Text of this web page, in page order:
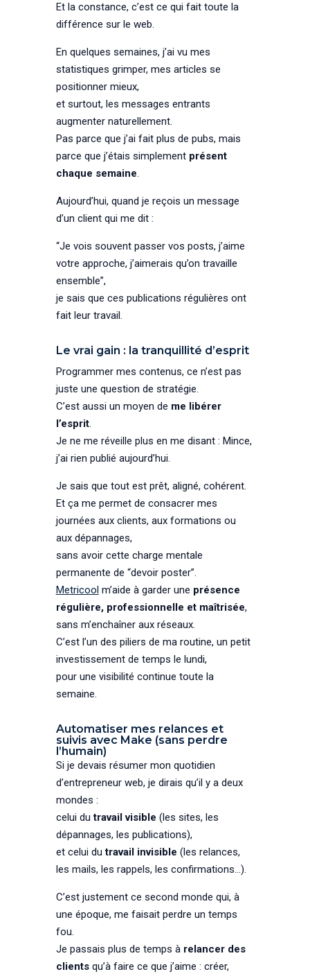
Et la constance, c’est ce qui fait toute la
différence sur le web.
En quelques semaines, j’ai vu mes
statistiques grimper, mes articles se
positionner mieux,
et surtout, les messages entrants
augmenter naturellement.
Pas parce que j’ai fait plus de pubs, mais
parce que j’étais simplement présent
chaque semaine.
Aujourd’hui, quand je reçois un message
d’un client qui me dit :
“Je vois souvent passer vos posts, j’aime
votre approche, j’aimerais qu’on travaille
ensemble”,
je sais que ces publications régulières ont
fait leur travail.
Le vrai gain : la tranquillité d’esprit
Programmer mes contenus, ce n’est pas
juste une question de stratégie.
C’est aussi un moyen de me libérer
l’esprit.
Je ne me réveille plus en me disant : Mince,
j’ai rien publié aujourd’hui.
Je sais que tout est prêt, aligné, cohérent.
Et ça me permet de consacrer mes
journées aux clients, aux formations ou
aux dépannages,
sans avoir cette charge mentale
permanente de “devoir poster”.
Metricoolm’aide à garder une présence
régulière, professionnelle et maîtrisée,
sans m’enchaîner aux réseaux.
C’est l’un des piliers de ma routine, un petit
investissement de temps le lundi,
pour une visibilité continue toute la
semaine.
Automatiser mes relances et
suivis avec Make (sans perdre
l’humain)
Si je devais résumer mon quotidien
d’entrepreneur web, je dirais qu’il y a deux
mondes :
celui dutravail visible (les sites, les
dépannages, les publications),
et celui dutravail invisible (les relances,
les mails, les rappels, les confirmations…).
C’est justement ce second monde qui, à
une époque, me faisait perdre un temps
fou.
Je passais plus de temps à relancer des
clientsqu’à faire ce que j’aime : créer,